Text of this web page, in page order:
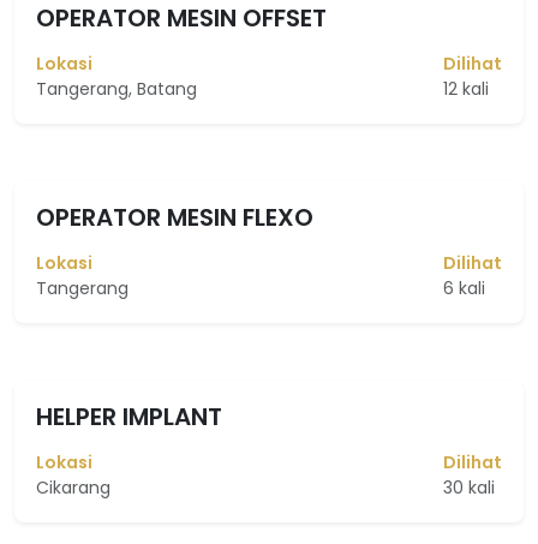
OPERATOR MESIN OFFSET
Lokasi
Tangerang, Batang
Dilihat
12 kali
OPERATOR MESIN FLEXO
Lokasi
Tangerang
Dilihat
6 kali
HELPER IMPLANT
Lokasi
Cikarang
Dilihat
30 kali